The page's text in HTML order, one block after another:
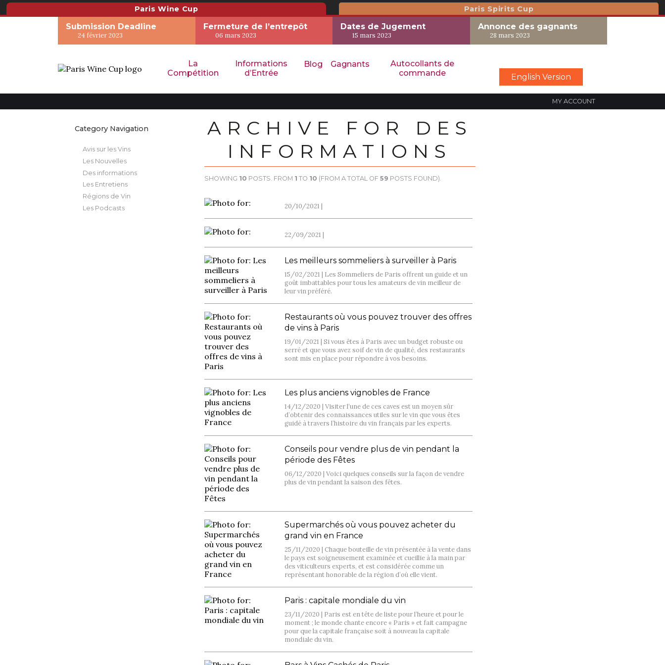
Paris Wine Cup Paris Spirits Cup
Submission Deadline
24 février 2023
Fermeture de l’entrepôt
06 mars 2023
Dates de Jugement
15 mars 2023
Annonce des gagnants
28 mars 2023
La
Compétition
Informations
d’Entrée
Blog Gagnants
Autocollants de
commande
English Version
MY ACCOUNT
Category Navigation
Avis sur les Vins
Les Nouvelles
Des informations
Les Entretiens
Régions de Vin
Les Podcasts
ARCHIVE FOR DES
INFORMATIONS
SHOWING 10 POSTS. FROM 1 TO 10 (FROM A TOTAL OF 59 POSTS FOUND).
20/10/2021 |
22/09/2021 |
Les meilleurs sommeliers à surveiller à Paris
15/02/2021 | Les Sommeliers de Paris offrent un guide et un
goût imbattables pour tous les amateurs de vin meilleur de
leur vin préféré.
Restaurants où vous pouvez trouver des offres
de vins à Paris
19/01/2021 |Si vous êtes à Paris avec un budget robuste ou
serré et que vous avez soif de vin de qualité, des restaurants
sont mis en place pour répondre à vos besoins.
Les plus anciens vignobles de France
14/12/2020 |Visiter l’une de ces caves est un moyen sûr
d’obtenir des connaissances utiles sur le vin que vous êtes
guidé à travers l’histoire du vin français par les experts.
Conseils pour vendre plus de vin pendant la
période des Fêtes
06/12/2020 |Voici quelques conseils sur la façon de vendre
plus de vin pendant la saison des fêtes.
Supermarchés où vous pouvez acheter du
grand vin en France
25/11/2020 |Chaque bouteille de vin présentée à la vente dans
le pays est soigneusement examinée et cueillie à la main par
des viticulteurs experts, et est considérée comme un
représentant honorable de la région d’où elle vient.
Paris : capitale mondiale du vin
23/11/2020 | Paris est en tête de liste pour l’heure et pour le
moment ; le monde chante encore « Paris » et fait campagne
pour que la capitale française soit à nouveau la capitale
mondiale du vin.